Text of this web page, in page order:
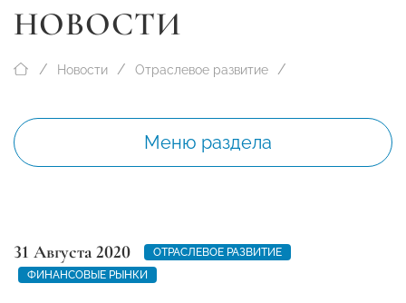
НОВОСТИ
Новости Отраслевое развитие
Меню раздела
31 Августа 2020
ОТРАСЛЕВОЕ РАЗВИТИЕ
ФИНАНСОВЫЕ РЫНКИ